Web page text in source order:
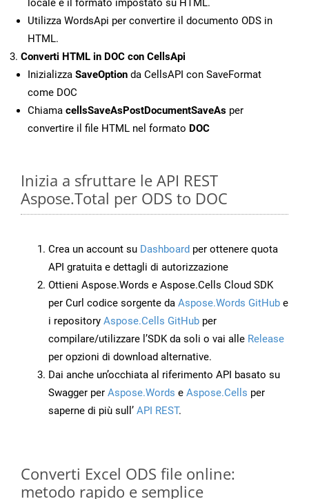
locale e il formato impostato su HTML.
Utilizza WordsApi per convertire il documento ODS in
HTML.
Converti HTML in DOC con CellsApi
Inizializza SaveOption da CellsAPI con SaveFormat
come DOC
Chiama cellsSaveAsPostDocumentSaveAs per
convertire il file HTML nel formato DOC
Inizia a sfruttare le API REST
Aspose.Total per ODS to DOC
Crea un account su Dashboard per ottenere quota
API gratuita e dettagli di autorizzazione
Ottieni Aspose.Words e Aspose.Cells Cloud SDK
per Curl codice sorgente da Aspose.Words GitHub e
i repository Aspose.Cells GitHub per
compilare/utilizzare l’SDK da soli o vai alle Release
per opzioni di download alternative.
Dai anche un’occhiata al riferimento API basato su
Swagger per Aspose.Words e Aspose.Cells per
saperne di più sull’ API REST.
Converti Excel ODS file online:
metodo rapido e semplice